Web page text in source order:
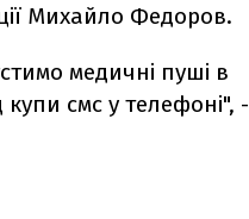
Михайло Федоров.
медичні пуші в
смс у телефоні", -